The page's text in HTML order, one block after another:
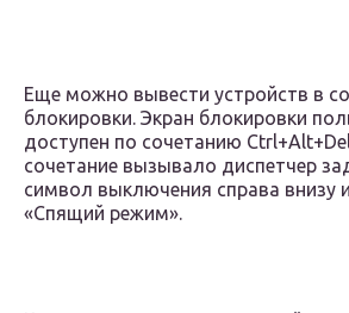
Еще можно вывести устройств в
блокировки. Экран блокировки
доступен по сочетанию
сочетание вызывало диспетчер
символ выключения справа внизу
«Спящий режим».